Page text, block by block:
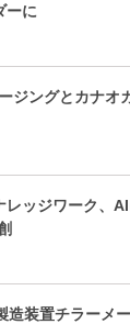
ーに
ジングとカナオ
レッジワーク、
造装置チラーメ